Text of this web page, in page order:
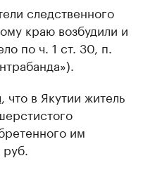
следственного
краю возбудили и
по ч. 1 ст. 30, п.
, что в Якутии житель
им